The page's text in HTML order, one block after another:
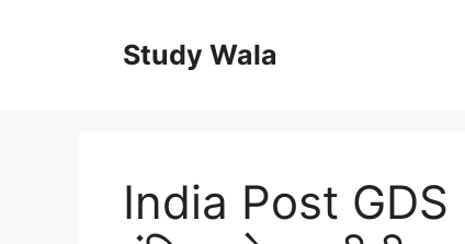
Study Wala
India Post